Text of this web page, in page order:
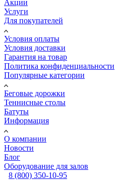
Акции
Услуги
Для покупателей
Условия оплаты
Условия доставки
Гарантия на товар
Политика конфиденциальности
Популярные категории
Беговые дорожки
Теннисные столы
Батуты
Информация
О компании
Новости
Блог
Оборудование для залов
8 (800) 350-10-95